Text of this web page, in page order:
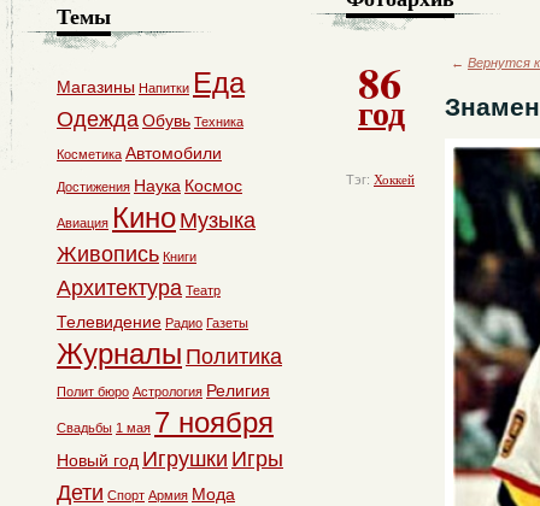
86
год
Тэг: Хоккей
← Вернутся
Темы
Магазины Напитки Еда
ОдеждаОбувь Техника
Косметика Автомобили
Достижения Наука Космос
Авиация Кино Музыка
Живопись Книги
Архитектура Театр
Телевидение Радио Газеты
Журналы Политика
Полит бюро Астрология Религия
Свадьбы 1 мая 7 ноября
Новый год Игрушки Игры
Дети Спорт Армия Мода